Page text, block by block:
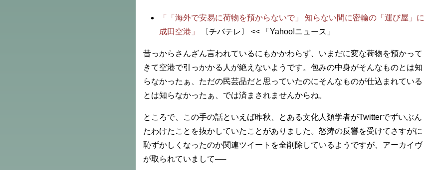
「「海外で安易に荷物を預からないで」 知らない間に密輸の「運び屋」に
成田空港」
〔チバテレ〕 << 「Yahoo!ニュース」
昔っからさんざん言われているにもかかわらず、いまだに変な荷物を預かって
きて空港で引っかかる人が絶えないようです。包みの中身がそんなものとは知
らなかったぁ、ただの民芸品だと思っていたのにそんなものが仕込まれている
とは知らなかったぁ、では済まされませんからね。
ところで、この手の話といえば昨秋、とある文化人類学者がTwitterでずいぶん
たわけたことを抜かしていたことがありました。怒涛の反響を受けてさすがに
恥ずかしくなったのか関連ツイートを全削除しているようですが、アーカイヴ
が取られていまして──